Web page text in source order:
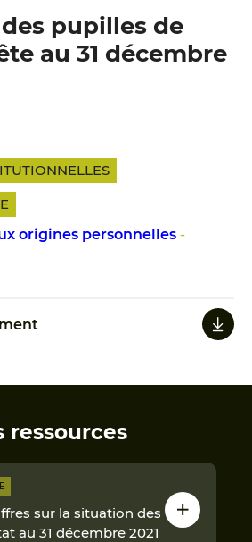
pupilles de
au 31 décembre
origines personnelles -
ressources
sur la situation des
au 31 décembre 2021